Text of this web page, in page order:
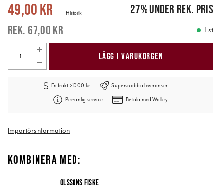
Nuvarande pris: 67,00 kr
49,00 kr
67,00 kr
Historik 27%under rek. pris
1 st
LÄGG I VARUKORGEN
Fri frakt >1000 kr Supersnabba leveranser
Personlig service Betala med Walley
Importörsinformation
KOMBINERA MED:
OLSSONS FISKE